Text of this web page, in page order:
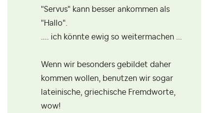
"Servus" kann besser ankommen als
"Hallo".
.... ich könnte ewig so weitermachen ...
Wenn wir besonders gebildet daher
kommen wollen, benutzen wir sogar
lateinische, griechische Fremdworte,
wow!